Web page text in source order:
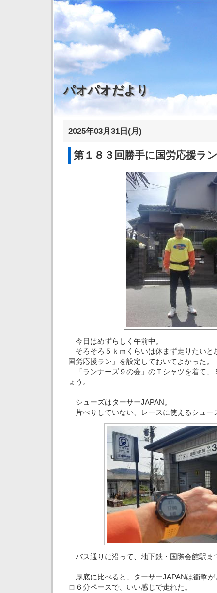
パオパオだより
2025年03月31日(月)
第１８３回勝手に国労応援ラ
今日はめずらしく午前中。
そろそろ５ｋｍくらいは休まず走りたいと
国労応援ラン」を設定しておいてよかった。
「ランナーズ９の会」のＴシャツを着て、
ょう。
シューズはターサーJAPAN。
片べりしていない、レースに使えるシュー
バス通りに沿って、地下鉄・国際会館駅ま
厚底に比べると、ターサーJAPANは衝撃
ロ６分ペースで、いい感じで走れた。